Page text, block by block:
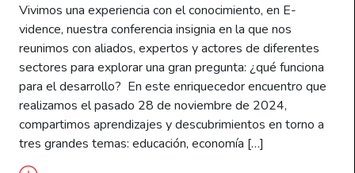
Vivimos una experiencia con el conocimiento, en E-
vidence, nuestra conferencia insignia en la que nos
reunimos con aliados, expertos y actores de diferentes
sectores para explorar una gran pregunta: ¿qué funciona
para el desarrollo? En este enriquecedor encuentro que
realizamos el pasado 28 de noviembre de 2024,
compartimos aprendizajes y descubrimientos en torno a
tres grandes temas: educación, economía […]